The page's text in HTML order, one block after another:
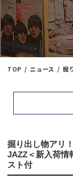
TOP ニュース 掘り出し物
掘り出し物アリ
JAZZ＜新入荷情
スト付